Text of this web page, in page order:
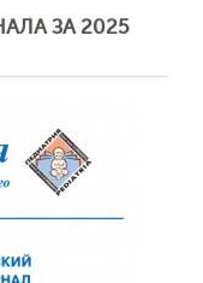
ЗА 2025